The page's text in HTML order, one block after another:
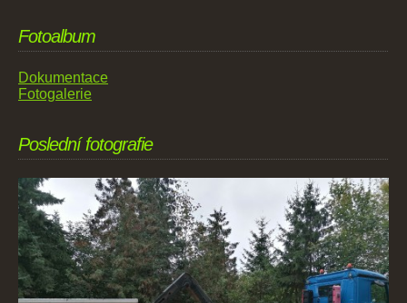
Fotoalbum
Dokumentace
Fotogalerie
Poslední fotografie